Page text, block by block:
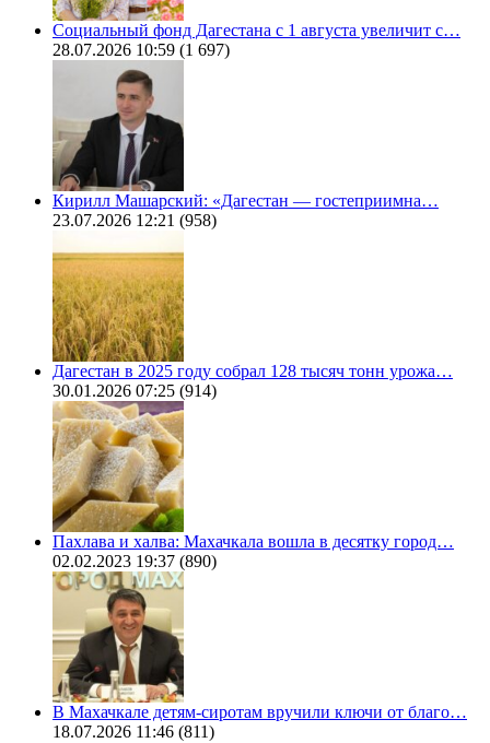
Социальный фонд Дагестана с 1 августа увеличит с…
28.07.2026 10:59 (1 697)
Кирилл Машарский: «Дагестан — гостеприимна…
23.07.2026 12:21 (958)
Дагестан в 2025 году собрал 128 тысяч тонн урожа…
30.01.2026 07:25 (914)
Пахлава и халва: Махачкала вошла в десятку город…
02.02.2023 19:37 (890)
В Махачкале детям-сиротам вручили ключи от благо…
18.07.2026 11:46 (811)